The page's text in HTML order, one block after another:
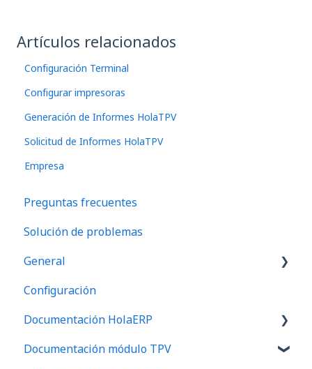
Artículos relacionados
Configuración Terminal
Configurar impresoras
Generación de Informes HolaTPV
Solicitud de Informes HolaTPV
Empresa
Preguntas frecuentes
Solución de problemas
General
Preguntas frecuentes
Configuración
Documentación HolaERP
Gestión
Documentación módulo TPV